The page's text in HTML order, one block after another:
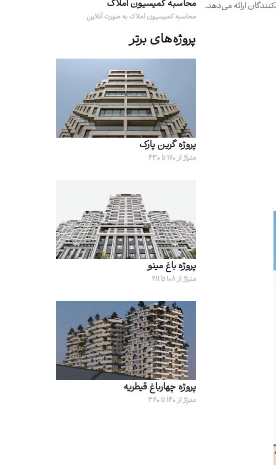
ارائه می‌دهد. محاسبه کمیسیون املاک
محاسبه کمیسیون املاک به صورت آنلاین
پروژه‌های برتر
پروژه گرین پارک
متراژ از 170 تا 430
پروژه باغ مینو
متراژ از 108 تا 211
پروژه چهارباغ قیطریه
متراژ از 140 تا 360